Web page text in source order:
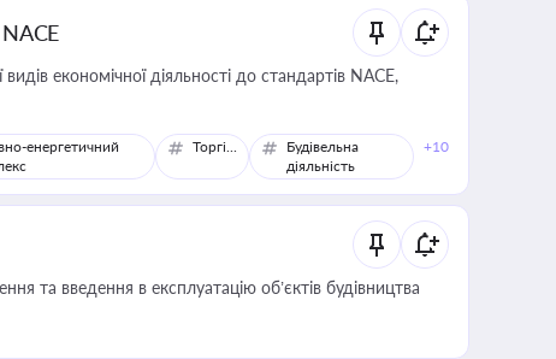
економічної діяльності до стандартів NACE,
енергетичний
Торгівля
Будівельна
діяльність
+10
та введення в експлуатацію об’єктів будівництва